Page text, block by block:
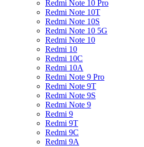
Redmi Note 10 Pro
Redmi Note 10T
Redmi Note 10S
Redmi Note 10 5G
Redmi Note 10
Redmi 10
Redmi 10C
Redmi 10A
Redmi Note 9 Pro
Redmi Note 9T
Redmi Note 9S
Redmi Note 9
Redmi 9
Redmi 9T
Redmi 9C
Redmi 9A